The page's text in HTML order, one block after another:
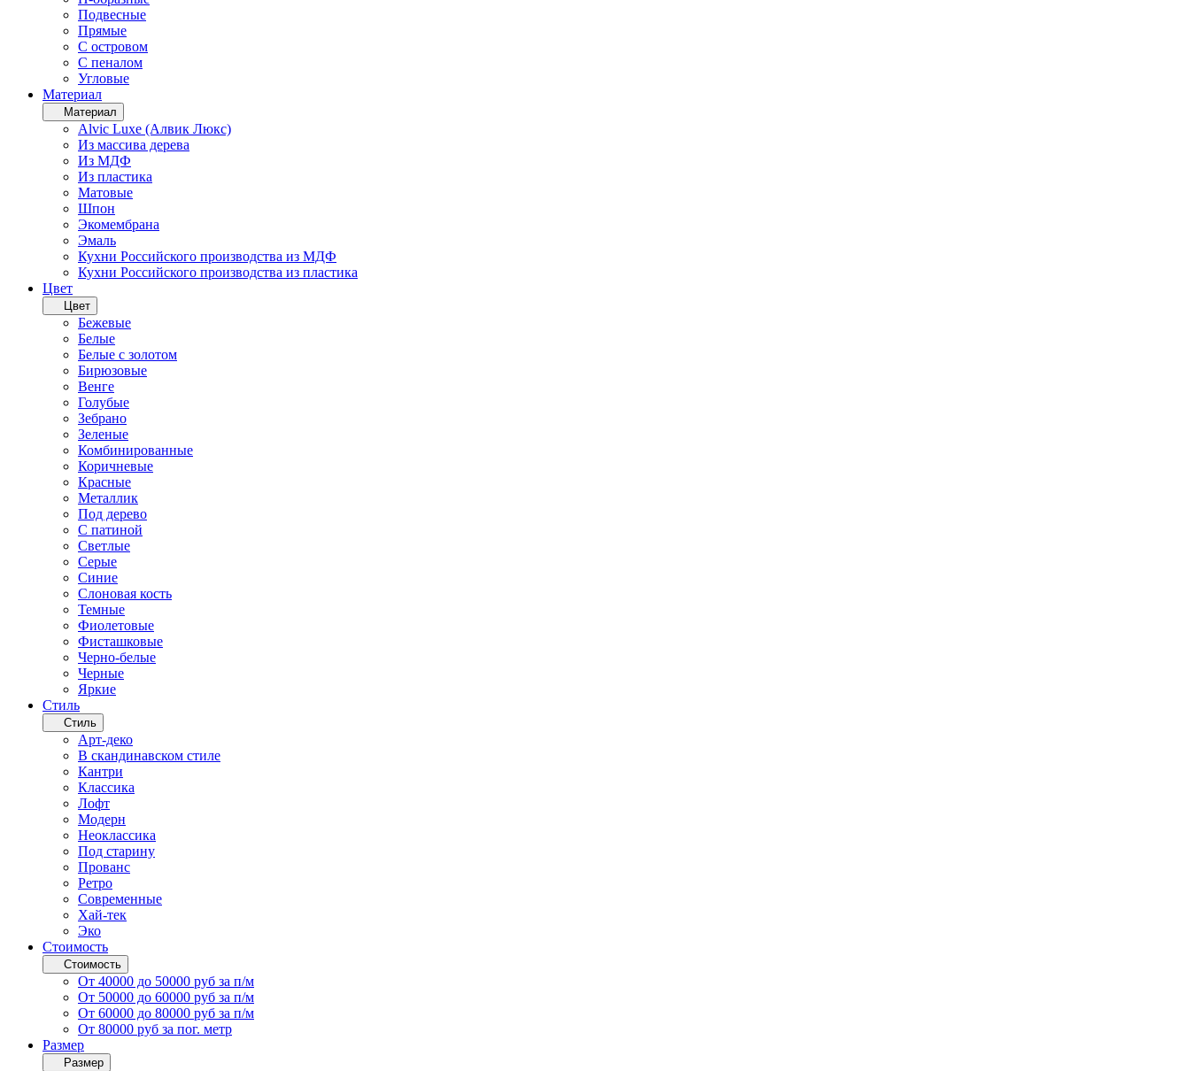
Подвесные
Прямые
С островом
С пеналом
Угловые
Материал
Материал
Alvic Luxe (Алвик Люкс)
Из массива дерева
Из МДФ
Из пластика
Матовые
Шпон
Экомембрана
Эмаль
Кухни Российского производства из МДФ
Кухни Российского производства из пластика
Цвет
Цвет
Бежевые
Белые
Белые с золотом
Бирюзовые
Венге
Голубые
Зебрано
Зеленые
Комбинированные
Коричневые
Красные
Металлик
Под дерево
С патиной
Светлые
Серые
Синие
Слоновая кость
Темные
Фиолетовые
Фисташковые
Черно-белые
Черные
Яркие
Стиль
Стиль
Арт-деко
В скандинавском стиле
Кантри
Классика
Лофт
Модерн
Неоклассика
Под старину
Прованс
Ретро
Современные
Хай-тек
Эко
Стоимость
Стоимость
От 40000 до 50000 руб за п/м
От 50000 до 60000 руб за п/м
От 60000 до 80000 руб за п/м
От 80000 руб за пог. метр
Размер
Размер